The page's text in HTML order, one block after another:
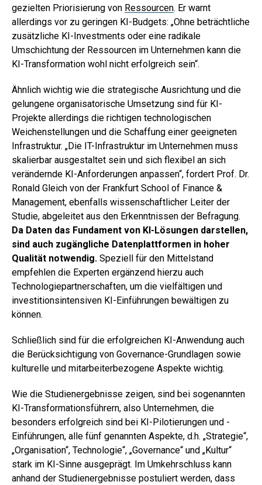
gezielten Priorisierung von Ressourcen. Er warnt
allerdings vor zu geringen KI-Budgets: „Ohne beträchtliche
zusätzliche KI-Investments oder eine radikale
Umschichtung der Ressourcen im Unternehmen kann die
KI-Transformation wohl nicht erfolgreich sein“.
Ähnlich wichtig wie die strategische Ausrichtung und die
gelungene organisatorische Umsetzung sind für KI-
Projekte allerdings die richtigen technologischen
Weichenstellungen und die Schaffung einer geeigneten
Infrastruktur. „Die IT-Infrastruktur im Unternehmen muss
skalierbar ausgestaltet sein und sich flexibel an sich
verändernde KI-Anforderungen anpassen“, fordert Prof. Dr.
Ronald Gleich von der Frankfurt School of Finance &
Management, ebenfalls wissenschaftlicher Leiter der
Studie, abgeleitet aus den Erkenntnissen der Befragung.
Da Daten das Fundament von KI-Lösungen darstellen,
sind auch zugängliche Datenplattformen in hoher
Qualität notwendig. Speziell für den Mittelstand
empfehlen die Experten ergänzend hierzu auch
Technologiepartnerschaften, um die vielfältigen und
investitionsintensiven KI-Einführungen bewältigen zu
können.
Schließlich sind für die erfolgreichen KI-Anwendung auch
die Berücksichtigung von Governance-Grundlagen sowie
kulturelle und mitarbeiterbezogene Aspekte wichtig.
Wie die Studienergebnisse zeigen, sind bei sogenannten
KI-Transformationsführern, also Unternehmen, die
besonders erfolgreich sind bei KI-Pilotierungen und -
Einführungen, alle fünf genannten Aspekte, d.h. „Strategie“,
„Organisation“, Technologie“, „Governance“ und „Kultur“
stark im KI-Sinne ausgeprägt. Im Umkehrschluss kann
anhand der Studienergebnisse postuliert werden, dass